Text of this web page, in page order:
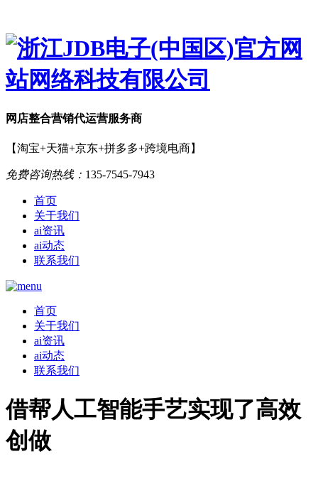
网店整合营销代运营服务商
【淘宝+天猫+京东+拼多多+跨境电商】
免费咨询热线： 135-7545-7943
首页
关于我们
ai资讯
ai动态
联系我们
首页
关于我们
ai资讯
ai动态
联系我们
借帮人工智能手艺实现了高效
创做